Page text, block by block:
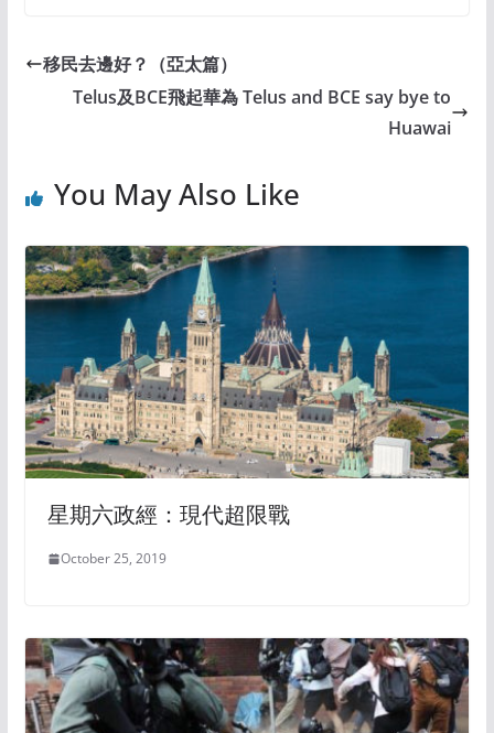
移民去邊好？（亞太篇）
Telus及BCE飛起華為 Telus and BCE say bye to
Huawai
You May Also Like
星期六政經：現代超限戰
October 25, 2019